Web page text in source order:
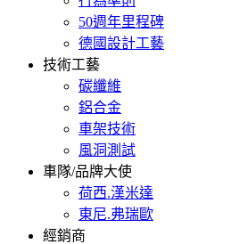
50週年里程碑
德國設計工藝
技術工藝
碳纖維
鋁合金
車架技術
風洞測試
車隊/品牌大使
荷西.漢米達
東尼.弗瑞歐
經銷商